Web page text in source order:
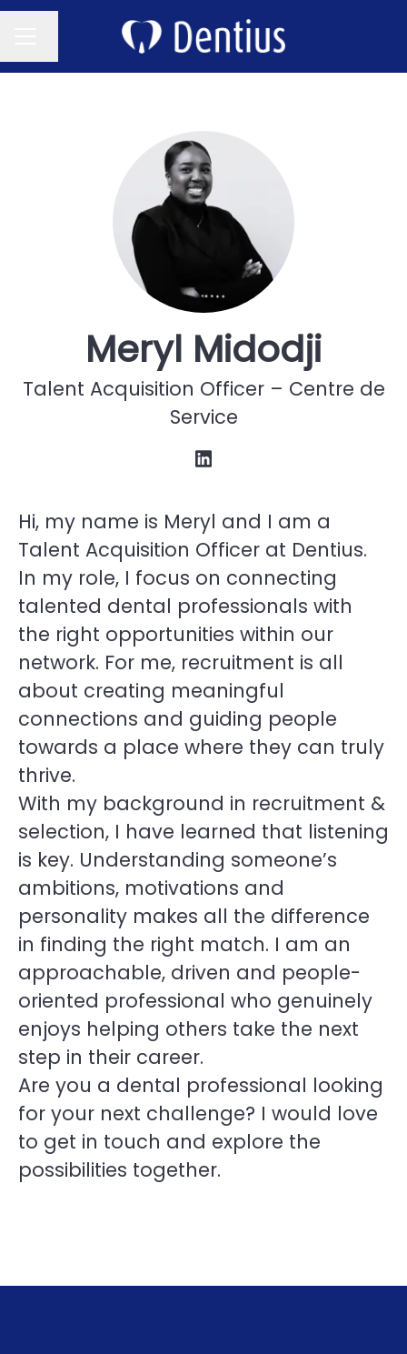
Changer la langue
Meryl Midodji
Talent Acquisition Officer – Centre de
Service
Hi, my name is Meryl and I am a
Talent Acquisition Officer at Dentius.
In my role, I focus on connecting
talented dental professionals with
the right opportunities within our
network. For me, recruitment is all
about creating meaningful
connections and guiding people
towards a place where they can truly
thrive.
With my background in recruitment &
selection, I have learned that listening
is key. Understanding someone’s
ambitions, motivations and
personality makes all the difference
in finding the right match. I am an
approachable, driven and people-
oriented professional who genuinely
enjoys helping others take the next
step in their career.
Are you a dental professional looking
for your next challenge? I would love
to get in touch and explore the
possibilities together.